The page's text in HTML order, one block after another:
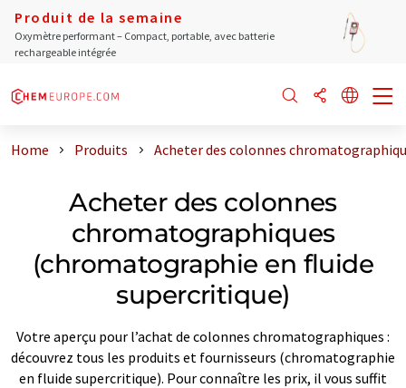
Produit de la semaine
Oxymètre performant – Compact, portable, avec batterie
rechargeable intégrée
Home Produits Acheter des colonnes
Acheter des colonnes
chromatographiques
(chromatographie en fluide
supercritique)
Votre aperçu pour l’achat de colonnes chromatographiques :
découvrez tous les produits et fournisseurs (chromatographie
en fluide supercritique). Pour connaître les prix, il vous suffit